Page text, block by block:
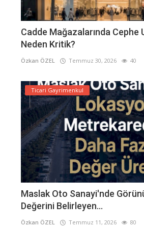
Cadde Mağazalarında Cephe
Neden Kritik?
Özkan ÖZEL Temmuz 30, 2026 40
Ticari Gayrimenkul
Maslak Oto Sanayi'nde
Değerini Belirleyen...
Özkan ÖZEL Temmuz 11, 2026 80